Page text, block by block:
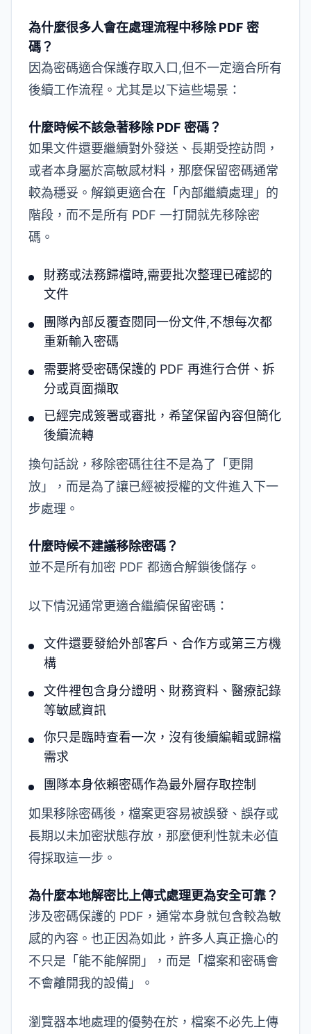
為什麼很多人會在處理流程中移除 PDF 密
碼？
因為密碼適合保護存取入口,但不一定適合所有
後續工作流程。尤其是以下這些場景：
什麼時候不該急著移除 PDF 密碼？
如果文件還要繼續對外發送、長期受控訪問，
或者本身屬於高敏感材料，那麼保留密碼通常
較為穩妥。解鎖更適合在「內部繼續處理」的
階段，而不是所有 PDF 一打開就先移除密
碼。
財務或法務歸檔時,需要批次整理已確認的
文件
團隊內部反覆查閱同一份文件,不想每次都
重新輸入密碼
需要將受密碼保護的 PDF 再進行合併、拆
分或頁面擷取
已經完成簽署或審批，希望保留內容但簡化
後續流轉
換句話說，移除密碼往往不是為了「更開
放」，而是為了讓已經被授權的文件進入下一
步處理。
什麼時候不建議移除密碼？
並不是所有加密 PDF 都適合解鎖後儲存。
以下情況通常更適合繼續保留密碼：
文件還要發給外部客戶、合作方或第三方機
構
文件裡包含身分證明、財務資料、醫療記錄
等敏感資訊
你只是臨時查看一次，沒有後續編輯或歸檔
需求
團隊本身依賴密碼作為最外層存取控制
如果移除密碼後，檔案更容易被誤發、誤存或
長期以未加密狀態存放，那麼便利性就未必值
得採取這一步。
為什麼本地解密比上傳式處理更為安全可靠？
涉及密碼保護的 PDF，通常本身就包含較為敏
感的內容。也正因為如此，許多人真正擔心的
不只是「能不能解開」，而是「檔案和密碼會
不會離開我的設備」。
瀏覽器本地處理的優勢在於，檔案不必先上傳